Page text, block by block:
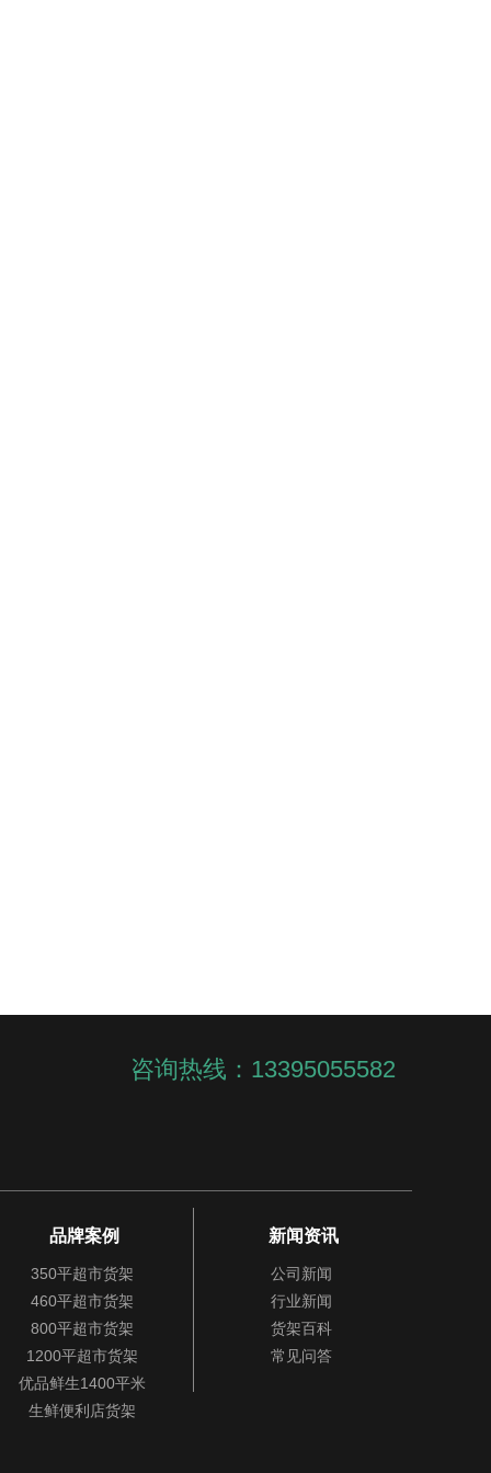
咨询热线：13395055582
品牌案例
350平超市货架
460平超市货架
800平超市货架
1200平超市货架
优品鲜生1400平米
生鲜便利店货架
新闻资讯
公司新闻
行业新闻
货架百科
常见问答